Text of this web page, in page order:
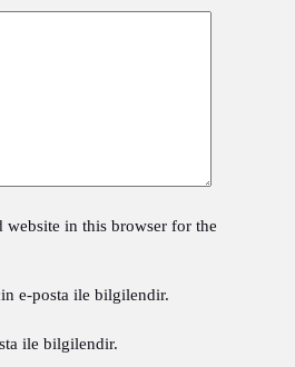
website in this browser for the
e-posta ile bilgilendir.
ile bilgilendir.